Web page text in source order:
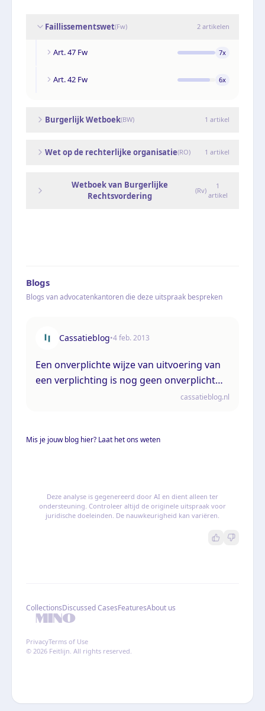
Faillissementswet(Fw) 2 artikelen
Art. 47 Fw 7x
Art. 42 Fw 6x
Burgerlijk Wetboek(BW) 1 artikel
Wet op de rechterlijke organisatie(RO) 1 artikel
Wetboek van Burgerlijke
Rechtsvordering
(Rv)
1
artikel
Blogs
Blogs van advocatenkantoren die deze uitspraak bespreken
Cassatieblog•4 feb. 2013
Een onverplichte wijze van uitvoering van
een verplichting is nog geen onverplicht
cassatieblog.nl
Mis je jouw blog hier? Laat het ons weten
Deze analyse is gegenereerd door AI en dient alleen ter
ondersteuning. Controleer altijd de originele uitspraak voor
juridische doeleinden. De nauwkeurigheid kan variëren.
CollectionsDiscussed CasesFeaturesAbout us
PrivacyTerms of Use
© 2026 Feitlijn. All rights reserved.